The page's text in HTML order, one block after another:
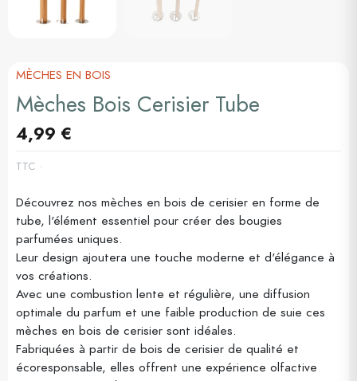
MÈCHES EN BOIS
Mèches Bois Cerisier Tube
4,99 €
TTC
Découvrez nos mèches en bois de cerisier en forme de
tube, l'élément essentiel pour créer des bougies
parfumées uniques.
Leur design ajoutera une touche moderne et d'élégance à
vos créations.
Avec une combustion lente et régulière, une diffusion
optimale du parfum et une faible production de suie ces
mèches en bois de cerisier sont idéales.
Fabriquées à partir de bois de cerisier de qualité et
écoresponsable, elles offrent une expérience olfactive